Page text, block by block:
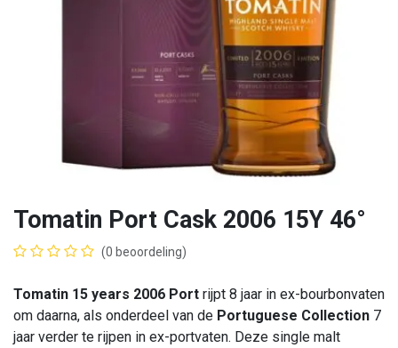
Tomatin Port Cask 2006 15Y 46°
(0 beoordeling)
Tomatin 15 years 2006 Port rijpt 8 jaar in ex-bourbonvaten
om daarna, als onderdeel van de Portuguese Collection 7
jaar verder te rijpen in ex-portvaten. Deze single malt